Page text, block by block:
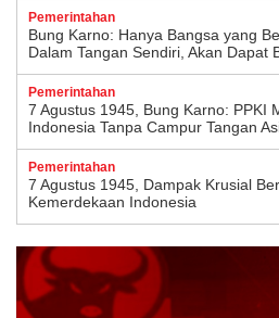
Pemerintahan
Bung Karno: Hanya Bangsa yang
Dalam Tangan Sendiri, Akan Dapat
Pemerintahan
7 Agustus 1945, Bung Karno: PPKI
Indonesia Tanpa Campur Tangan
Pemerintahan
7 Agustus 1945, Dampak Krusial
Kemerdekaan Indonesia